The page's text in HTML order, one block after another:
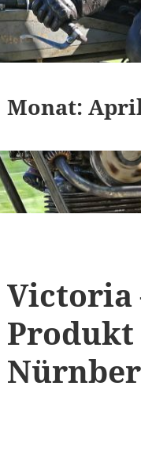
Monat:
Victoria
Produkt